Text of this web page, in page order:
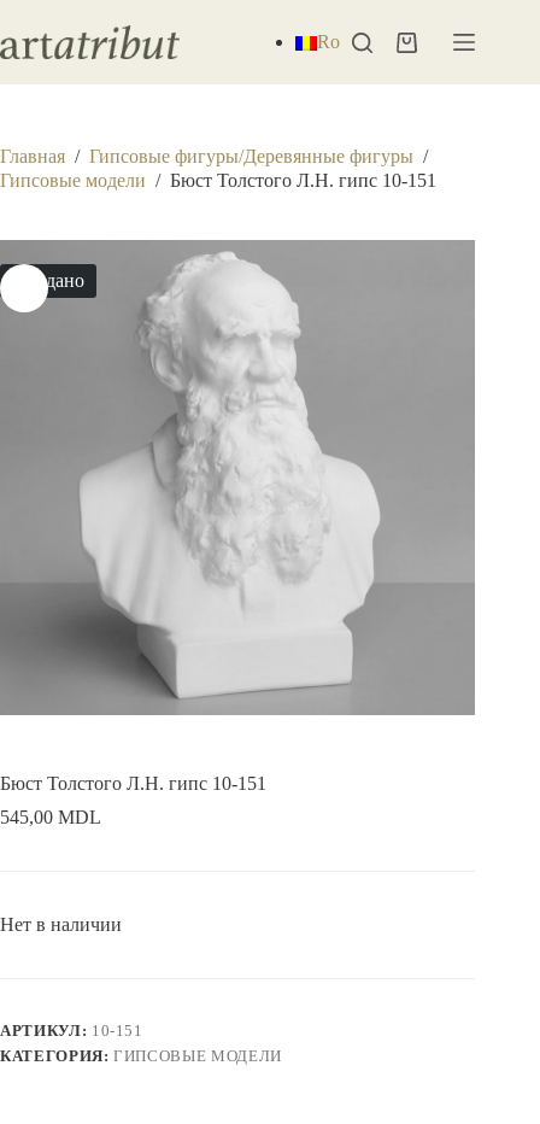
сути
Ro Корзина
Главная / Гипсовые фигуры/Деревянные фигуры /
Гипсовые модели / Бюст Толстого Л.Н. гипс 10-151
Продано
Бюст Толстого Л.Н. гипс 10-151
545,00 MDL
Нет в наличии
АРТИКУЛ: 10-151
КАТЕГОРИЯ:ГИПСОВЫЕ МОДЕЛИ